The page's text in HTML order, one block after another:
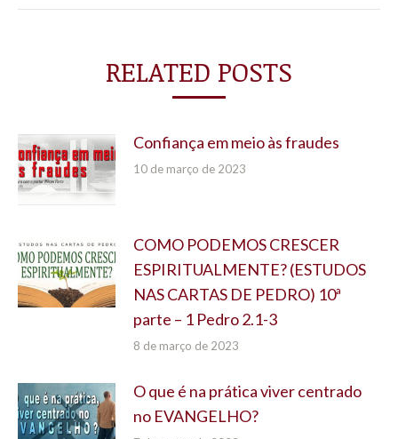
RELATED POSTS
Confiança em meio às fraudes
10 de março de 2023
COMO PODEMOS CRESCER
ESPIRITUALMENTE? (ESTUDOS
NAS CARTAS DE PEDRO) 10ª
parte – 1 Pedro 2.1-3
8 de março de 2023
O que é na prática viver centrado
no EVANGELHO?